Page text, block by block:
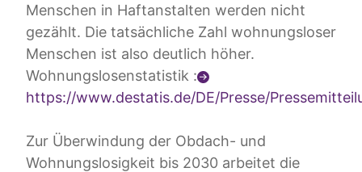
Menschen in Haftanstalten werden nicht
gezählt. Die tatsächliche Zahl wohnungsloser
Menschen ist also deutlich höher.
Wohnungslosenstatistik :
https://www.destatis.de/DE/Presse/
Zur Überwindung der Obdach- und
Wohnungslosigkeit bis 2030 arbeitet die